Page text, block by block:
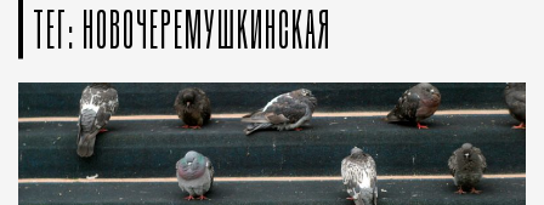
ТЕГ: НОВОЧЕРЕМУШКИНСКАЯ